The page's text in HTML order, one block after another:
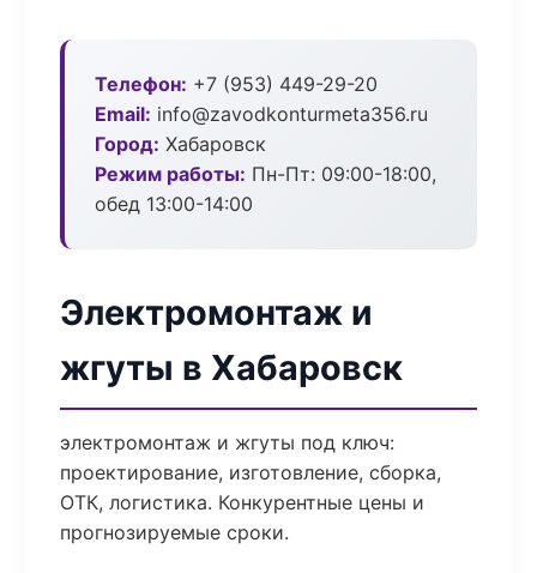
Телефон: +7 (953) 449-29-20
Email: info@zavodkonturmeta356.ru
Город: Хабаровск
Режим работы: Пн-Пт: 09:00-18:00,
обед 13:00-14:00
Электромонтаж и
жгуты в Хабаровск
электромонтаж и жгуты под ключ:
проектирование, изготовление, сборка,
ОТК, логистика. Конкурентные цены и
прогнозируемые сроки.